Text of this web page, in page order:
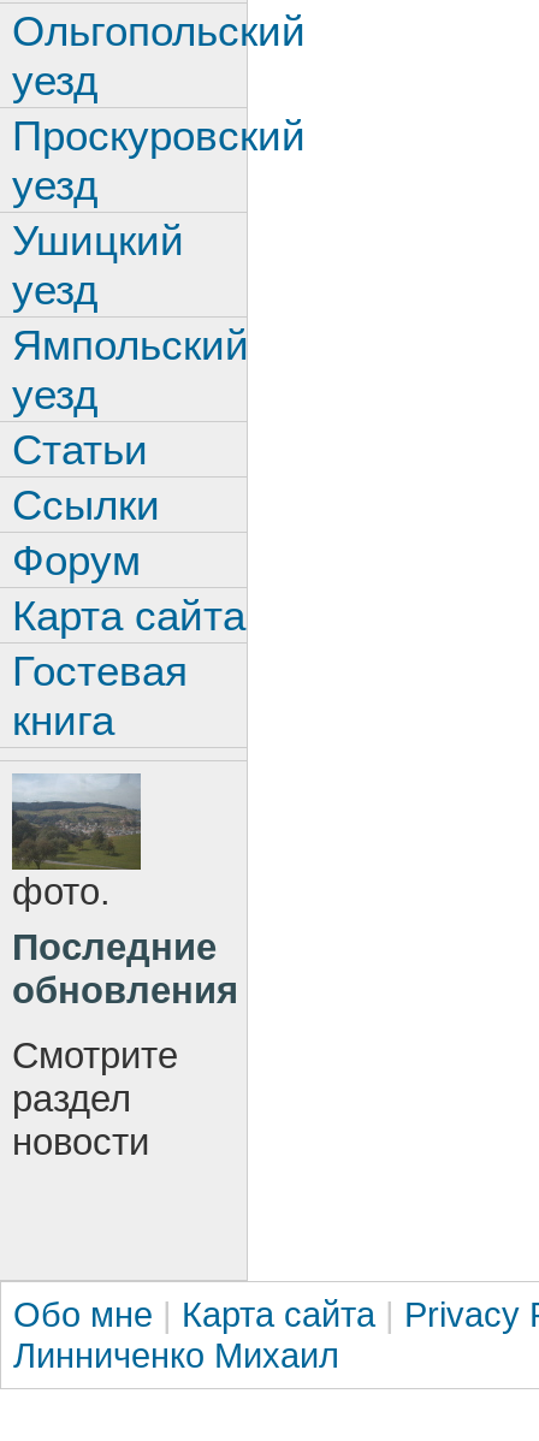
Ольгопольский
уезд
Проскуровский
уезд
Ушицкий
уезд
Ямпольский
уезд
Статьи
Ссылки
Форум
Карта сайта
Гостевая
книга
фото.
Последние
обновления
Смотрите
раздел
новости
Обо мне | Карта сайта | Privacy
Линниченко Михаил